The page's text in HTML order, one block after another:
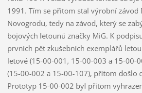
1991. Tím se přitom stal výrobní závod
Novogrodu, tedy na závod, který se
bojových letounů značky MiG. K
prvních pět zkušebních exemplářů
letové (15-00-001, 15-00-003 a 15-00-
(15-00-002 a 15-00-107), přitom došlo
Prototyp 15-00-002 byl přitom